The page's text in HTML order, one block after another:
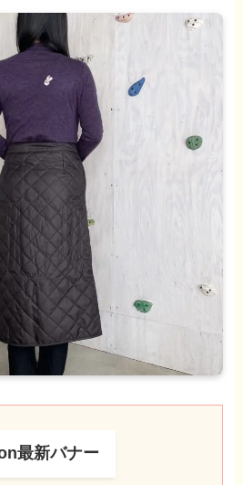
最新バナー